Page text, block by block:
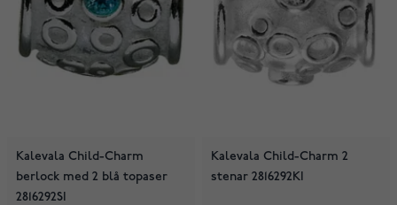
Kalevala Child-Charm
berlock med 2 blå topaser
2816292SI
Kalevala Child-Charm 2
stenar 2816292KI